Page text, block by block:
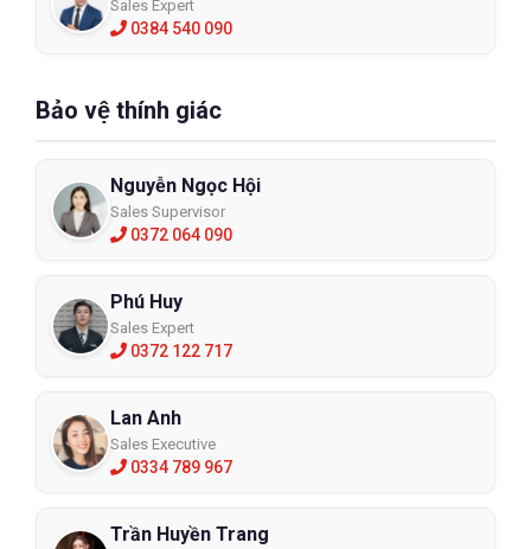
Sales Expert
0384 540 090
Bảo vệ thính giác
Nguyễn Ngọc Hội
Sales Supervisor
0372 064 090
Phú Huy
Sales Expert
0372 122 717
Lan Anh
Sales Executive
0334 789 967
Trần Huyền Trang